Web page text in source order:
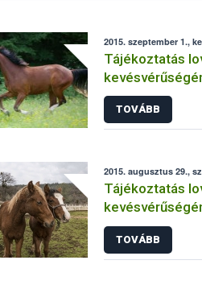
2015. szeptember 1.,
Tájékoztatás
helyzetéről 1. –
TOVÁBB
2015. augusztus 29.,
Tájékoztatás
helyzetéről 3. –
TOVÁBB